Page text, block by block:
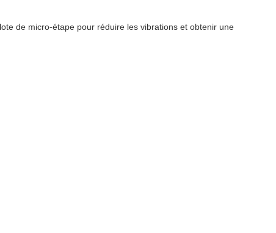
de micro-étape pour réduire les vibrations et obtenir une